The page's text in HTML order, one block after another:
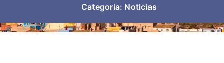
Categoria: Noticias